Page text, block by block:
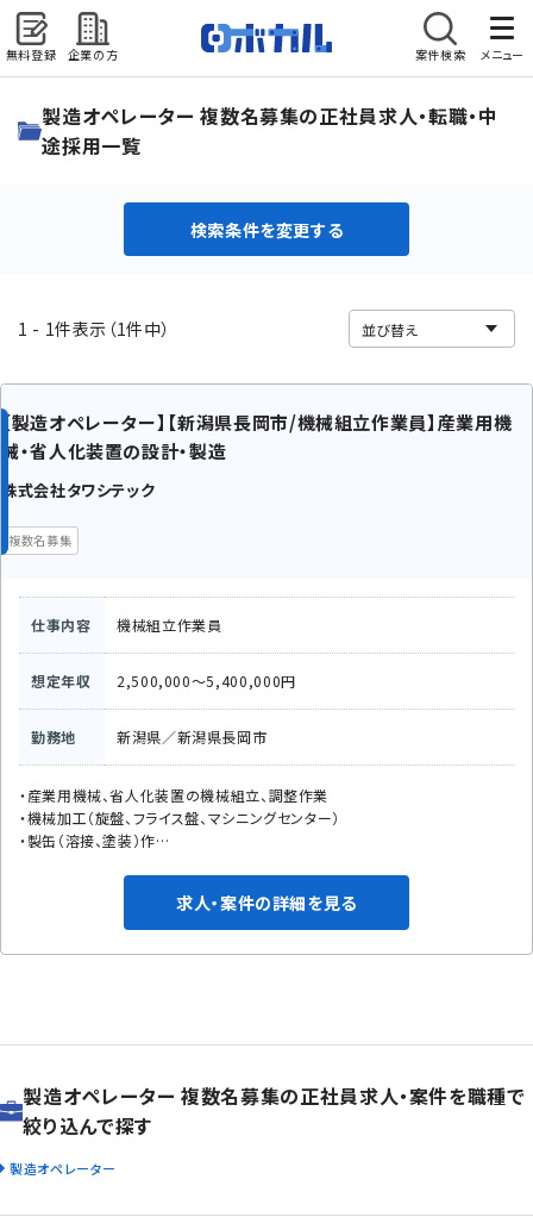
無料登録 企業の方 案件検索 メニュー
検索条件を変更する
製造オペレーター 複数名募集の正社員求人・転職・中
途採用一覧
検索条件を変更する
1 - 1件表示（1件中）
【製造オペレーター】【新潟県長岡市/機械組立作業員】産業用機
械・省人化装置の設計・製造
株式会社タワシテック
複数名募集
仕事内容 機械組立作業員
想定年収 2,500,000〜5,400,000円
勤務地 新潟県／新潟県長岡市
・産業用機械、省人化装置の機械組立、調整作業
・機械加工（旋盤、フライス盤、マシニングセンター）
・製缶（溶接、塗装）作…
求人・案件の詳細を見る
製造オペレーター 複数名募集の正社員求人・案件を職種で
絞り込んで探す
製造オペレーター